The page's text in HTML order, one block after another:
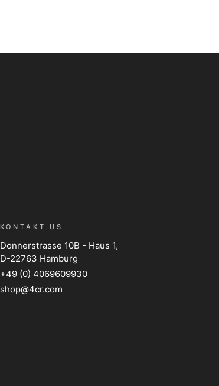
KONTAKT US
Donnerstrasse 10B - Haus 1,
D-22763 Hamburg
+49 (0) 4069609930
shop@4cr.com